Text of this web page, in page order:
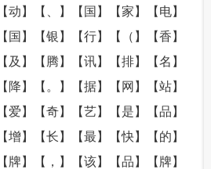
动】【、】【国】【家】【电】
国】【银】【行】【（】【香】
及】【腾】【讯】【排】【名】
降】【。】【据】【网】【站】
爱】【奇】【艺】【是】【品】
增】【长】【最】【快】【的】
牌】【，】【该】【品】【牌】